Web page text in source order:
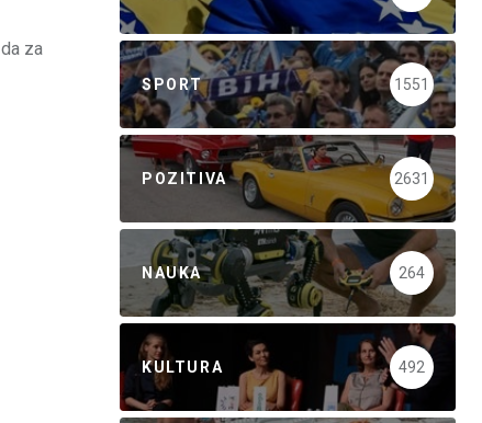
za
SPORT 1551
POZITIVA 2631
NAUKA 264
KULTURA 492